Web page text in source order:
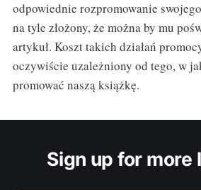
odpowiednie rozpromowanie
na tyle złożony, że można by mu
artykuł. Koszt takich działań
oczywiście uzależniony od tego, w
promować naszą książkę.
Sign up for more